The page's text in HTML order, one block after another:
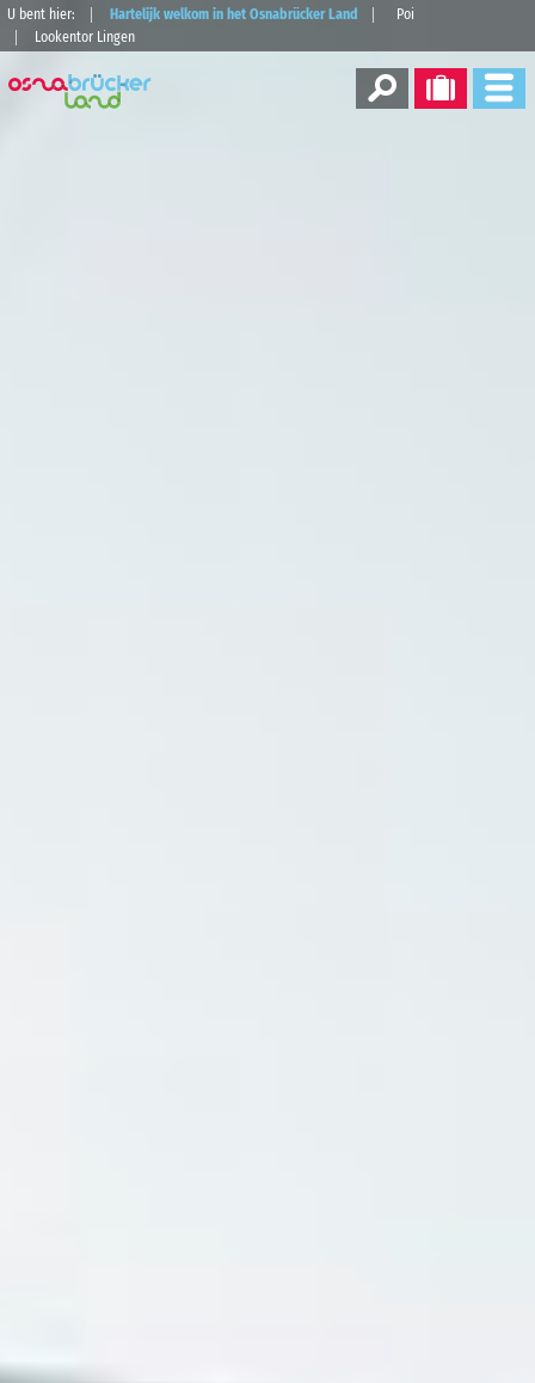
U bent hier: Hartelijk welkom in het Osnabrücker Land
Poi
Lookentor Lingen